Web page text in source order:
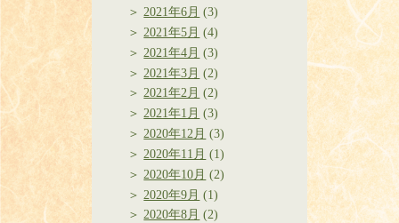
2021年6月 (3)
2021年5月 (4)
2021年4月 (3)
2021年3月 (2)
2021年2月 (2)
2021年1月 (3)
2020年12月 (3)
2020年11月 (1)
2020年10月 (2)
2020年9月 (1)
2020年8月 (2)